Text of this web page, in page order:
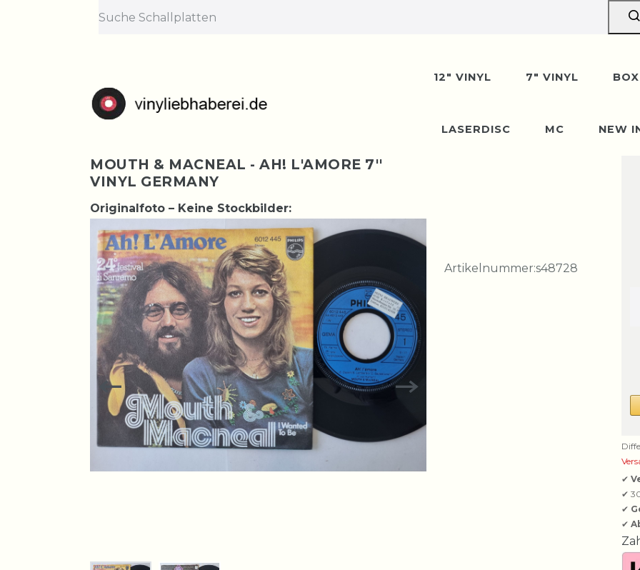
12" VINYL 7" VINYL BOX
LASERDISC MC NEW
MOUTH & MACNEAL - AH! L'AMORE 7''
VINYL GERMANY
Originalfoto – Keine Stockbilder:
Artikelnummer:s48728
✔
✔
✔
✔